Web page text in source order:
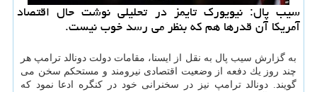
سیب پال: نیویورك تایمز در تحلیلی نوشت حال اقتصاد
آمریكا آن قدرها هم كه بنظر می رسد خوب نیست.
به گزارش سیب پال به نقل از ایسنا، مقامات دولت دونالد ترامپ هر
چند روز یك دفعه از وضعیت اقتصادی نیرومند و مستحكم سخن می
گویند. دونالد ترامپ نیز در سخنرانی خود در كنگره ادعا نمود كه